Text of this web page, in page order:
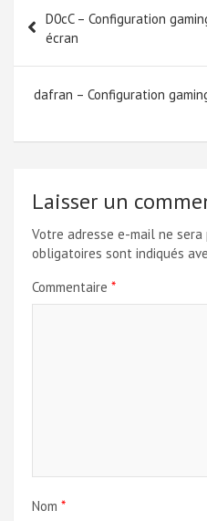
de
l’article
D0cC – Configuration
écran
dafran – Configuration
Laisser un
Votre adresse e-mail ne sera
obligatoires sont indiqués
Commentaire *
Nom *